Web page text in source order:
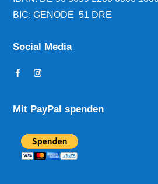
BIC: GENODE 51 DRE
Social Media
Mit PayPal spenden